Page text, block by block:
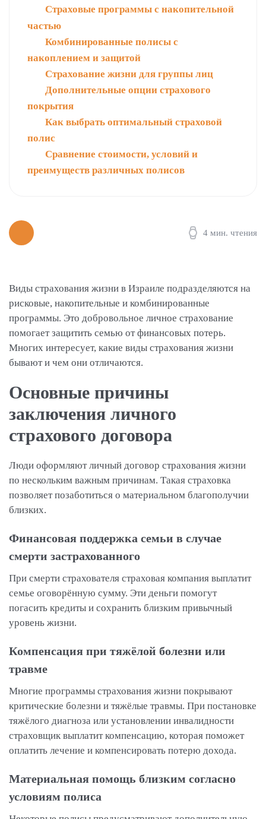
Страховые программы с накопительной
частью
Комбинированные полисы с
накоплением и защитой
Страхование жизни для группы лиц
Дополнительные опции страхового
покрытия
Как выбрать оптимальный страховой
полис
Сравнение стоимости, условий и
преимуществ различных полисов
4 мин. чтения
Виды страхования жизни в Израиле подразделяются на
рисковые, накопительные и комбинированные
программы. Это добровольное личное страхование
помогает защитить семью от финансовых потерь.
Многих интересует, какие виды страхования жизни
бывают и чем они отличаются.
Основные причины
заключения личного
страхового договора
Люди оформляют личный договор страхования жизни
по нескольким важным причинам. Такая страховка
позволяет позаботиться о материальном благополучии
близких.
Финансовая поддержка семьи в случае
смерти застрахованного
При смерти страхователя страховая компания выплатит
семье оговорённую сумму. Эти деньги помогут
погасить кредиты и сохранить близким привычный
уровень жизни.
Компенсация при тяжёлой болезни или
травме
Многие программы страхования жизни покрывают
критические болезни и тяжёлые травмы. При постановке
тяжёлого диагноза или установлении инвалидности
страховщик выплатит компенсацию, которая поможет
оплатить лечение и компенсировать потерю дохода.
Материальная помощь близким согласно
условиям полиса